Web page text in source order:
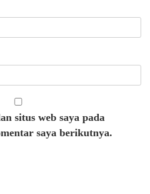
situs web saya pada
saya berikutnya.